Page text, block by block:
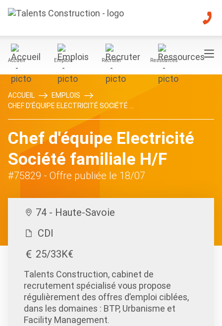
Accueil Emplois Recruter Ressources
ACCUEIL
EMPLOIS
CHEF D'ÉQUIPE ELECTRICITÉ SOCIÉTÉ ...
Chef d'équipe Electricité
Société familiale H/F
#75829 - Offre publiée le 18/07
74 - Haute-Savoie
CDI
25/33K€
Talents Construction, cabinet de
recrutement spécialisé vous propose
régulièrement des offres d’emploi ciblées,
dans les domaines : BTP, Urbanisme et
Facility Management.